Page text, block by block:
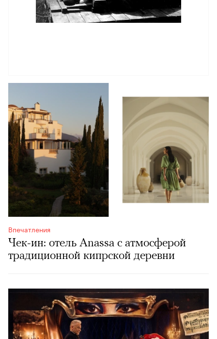
Впечатления
Чек-ин: отель Anassa с атмосферой
традиционной кипрской деревни